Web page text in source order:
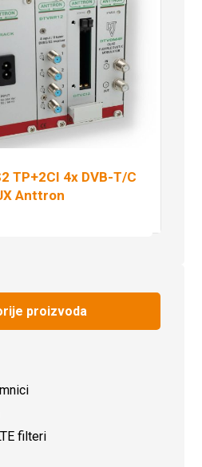
TP+2CI 4x DVB-T/C
Anttron
proizvoda
filteri